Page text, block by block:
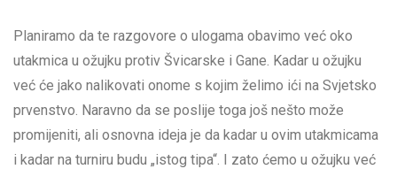
Planiramo da te razgovore o ulogama obavimo već oko
utakmica u ožujku protiv Švicarske i Gane. Kadar u ožujku
već će jako nalikovati onome s kojim želimo ići na Svjetsko
prvenstvo. Naravno da se poslije toga još nešto može
promijeniti, ali osnovna ideja je da kadar u ovim utakmicama
i kadar na turniru budu „istog tipa“. I zato ćemo u ožujku već